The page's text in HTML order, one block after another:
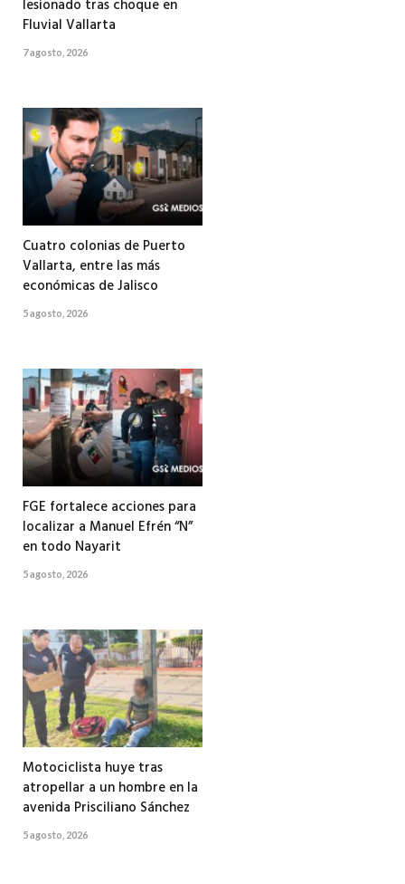
lesionado tras choque en
Fluvial Vallarta
7 agosto, 2026
Cuatro colonias de Puerto
Vallarta, entre las más
económicas de Jalisco
5 agosto, 2026
FGE fortalece acciones para
localizar a Manuel Efrén “N”
en todo Nayarit
5 agosto, 2026
Motociclista huye tras
atropellar a un hombre en la
avenida Prisciliano Sánchez
5 agosto, 2026